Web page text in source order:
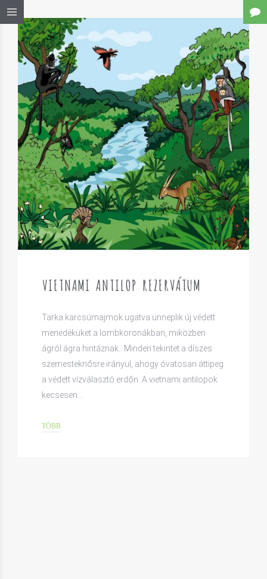
VIETNAMI ANTILOP REZERVÁTUM
Tarka karcsúmajmok ugatva ünneplik új védett
menedéküket a lombkoronákban, miközben
ágról ágra hintáznak.. Minden tekintet a díszes
szemesteknősre irányul, ahogy óvatosan áttipeg
a védett vízválasztó erdőn. A vietnami antilopok
kecsesen…
TÖBB